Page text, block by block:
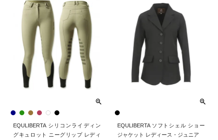
EQULIBERTA シリコンライディン
グキュロット ニーグリップ レディ
EQULIBERTA ソフトシェル ショー
ジャケット レディース・ジュニア